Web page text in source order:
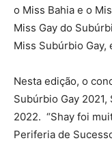
o Miss Bahia e o
Miss Gay do
Miss Subúrbio Gay,
Nesta edição, o
Subúrbio Gay
2022. “Shay foi
Periferia de